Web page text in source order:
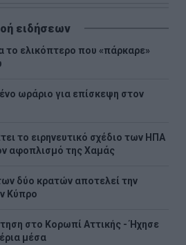
ειδήσεων
το ελικόπτερο που «πάρκαρε»
ωράριο για επίσκεψη στον
το ειρηνευτικό σχέδιο των ΗΠΑ
αφοπλισμό της Χαμάς
δύο κρατών αποτελεί την
Κύπρο
στο Κορωπί Αττικής - Ήχησε
μέσα